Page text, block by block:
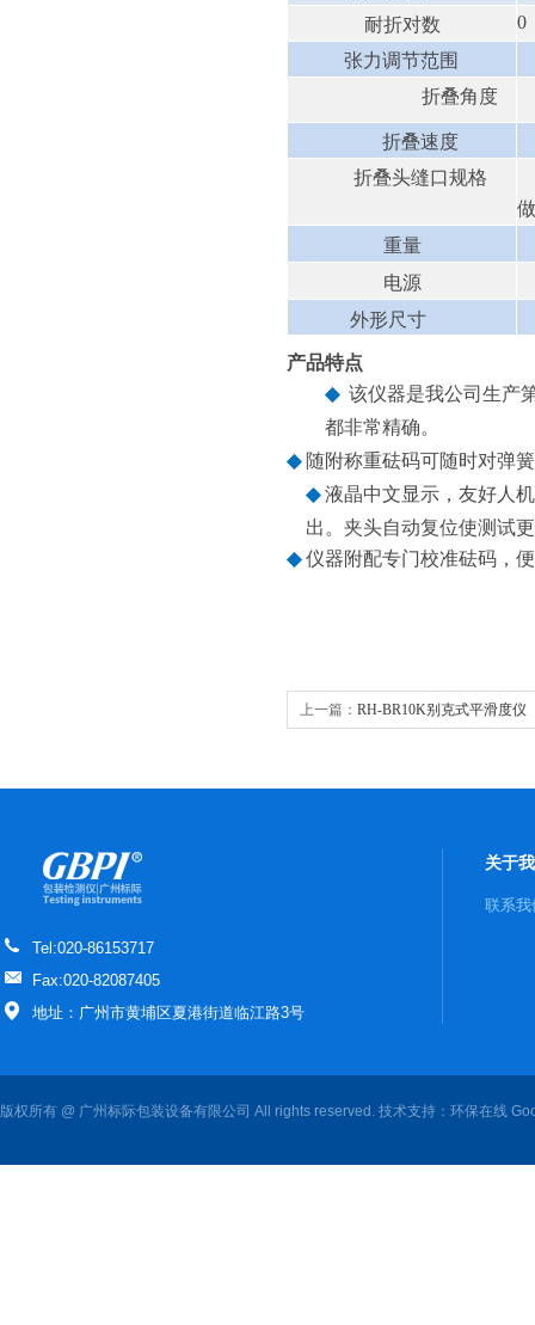
耐折对数 0
张力调节范围
折叠角度
折叠速度
折叠头缝口规格
做
重量
电源
外形尺寸
产品特点
◆ 该仪器是我公司生产
都非常精确。
◆ 随附称重砝码可随时对弹
◆液晶中文显示，友好人
出。夹头自动复位使测试
◆仪器附配专门校准砝码，
上一篇： RH-BR10K别克式平滑度仪
Tel:020-86153717
Fax:020-82087405
地址：广州市黄埔区夏港街道临江路3号
关于
联系我
版权所有 @ 广州标际包装设备有限公司 All rights reserved. 技术支持： 环保在线